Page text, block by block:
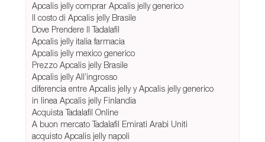
Apcalis jelly comprar Apcalis jelly generico
Il costo di Apcalis jelly Brasile
Dove Prendere Il Tadalafil
Apcalis jelly italia farmacia
Apcalis jelly mexico generico
Prezzo Apcalis jelly Brasile
Apcalis jelly All’ingrosso
diferencia entre Apcalis jelly y Apcalis jelly generico
in linea Apcalis jelly Finlandia
Acquista Tadalafil Online
A buon mercato Tadalafil Emirati Arabi Uniti
acquisto Apcalis jelly napoli